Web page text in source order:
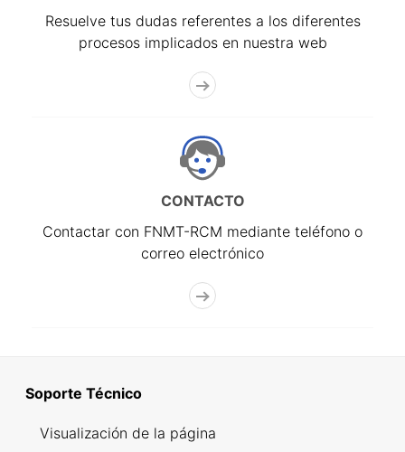
Resuelve tus dudas referentes a los diferentes
procesos implicados en nuestra web
CONTACTO
Contactar con FNMT-RCM mediante teléfono o
correo electrónico
Soporte Técnico
Visualización de la página